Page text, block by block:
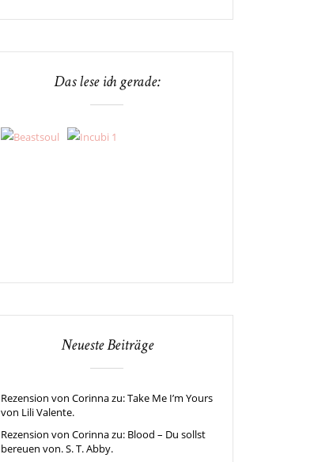
Das lese ich gerade:
Neueste Beiträge
Rezension von Corinna zu: Take Me I’m Yours
von Lili Valente.
Rezension von Corinna zu: Blood – Du sollst
bereuen von. S. T. Abby.